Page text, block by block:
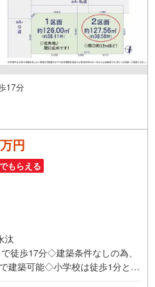
17分
円
もらえる
汰
徒歩17分◇建築条件なしの為、
建築可能◇小学校は徒歩1分とお